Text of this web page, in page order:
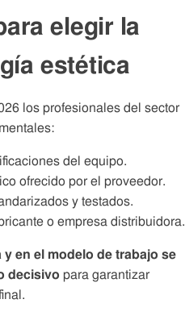
elegir la
estética
los profesionales del sector
del equipo.
ofrecido por el proveedor.
y testados.
o empresa distribuidora.
en el modelo de trabajo se
decisivo para garantizar